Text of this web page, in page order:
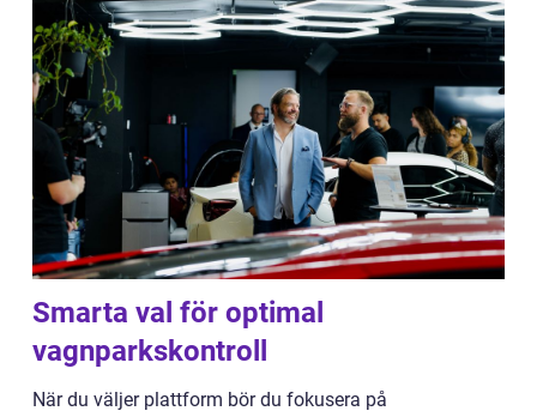
Smarta val för optimal
vagnparkskontroll
När du väljer plattform bör du fokusera på